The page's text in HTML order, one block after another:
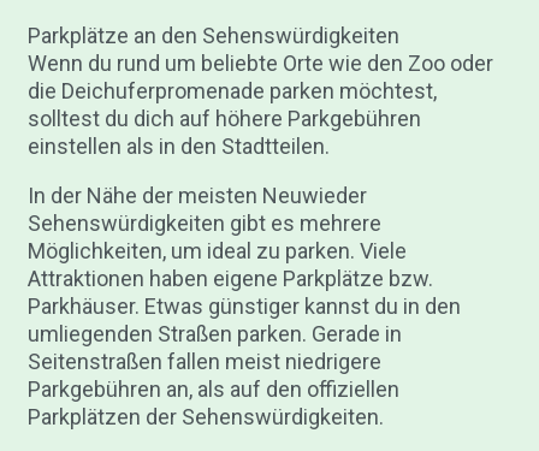
Parkplätze an den Sehenswürdigkeiten
Wenn du rund um beliebte Orte wie den Zoo oder
die Deichuferpromenade parken möchtest,
solltest du dich auf höhere Parkgebühren
einstellen als in den Stadtteilen.
In der Nähe der meisten Neuwieder
Sehenswürdigkeiten gibt es mehrere
Möglichkeiten, um ideal zu parken. Viele
Attraktionen haben eigene Parkplätze bzw.
Parkhäuser. Etwas günstiger kannst du in den
umliegenden Straßen parken. Gerade in
Seitenstraßen fallen meist niedrigere
Parkgebühren an, als auf den offiziellen
Parkplätzen der Sehenswürdigkeiten.